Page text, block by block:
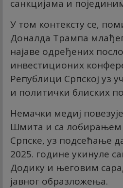
санкцијама и
У том контексту се,
Доналда Трампа
најаве одређених
инвестиционих
Републици Српској уз
и политички блиских
Немачки медиј
Шмита и са лобирањем
Српске, уз подсећање
2025. године укинуле
Додику и његовим
јавног образложења.